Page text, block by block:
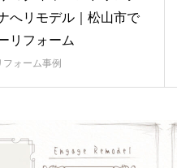
へリモデル｜松山市で
リフォーム
フォーム事例